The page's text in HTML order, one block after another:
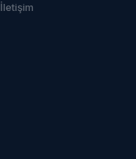
İletişim